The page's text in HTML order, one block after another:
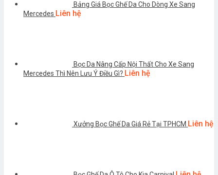
Bảng Giá Bọc Ghế Da Cho Dòng Xe Sang
Mercedes Liên hệ
Bọc Da Nâng Cấp Nội Thất Cho Xe Sang
Mercedes Thì Nên Lưu Ý Điều Gì? Liên hệ
Xưởng Bọc Ghế Da Giá Rẻ Tại TPHCM Liên hệ